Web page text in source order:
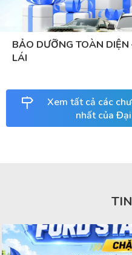
BẢO DƯỠNG TOÀN
LÁI
Xem tất cả các
nhất của